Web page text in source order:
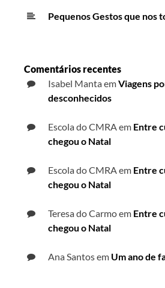
Pequenos Gestos que nos
Comentários recentes
Isabel MantaemViagens
desconhecidos
Escola do CMRAem Entre
chegou o Natal
Escola do CMRAem Entre
chegou o Natal
Teresa do Carmoem Entre
chegou o Natal
Ana Santosem Um ano de